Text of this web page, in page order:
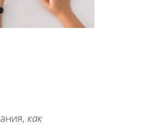
как